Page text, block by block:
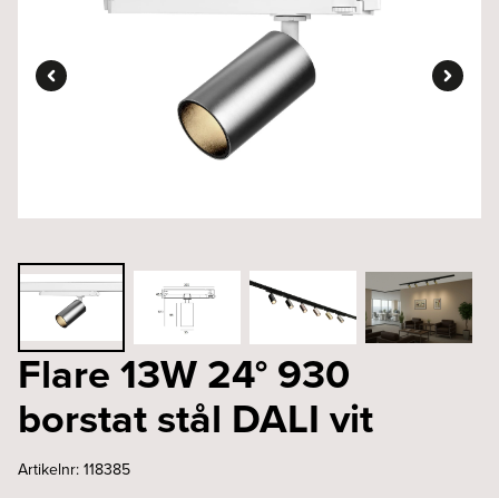
Flare 13W 24° 930
borstat stål DALI vit
Artikelnr:118385